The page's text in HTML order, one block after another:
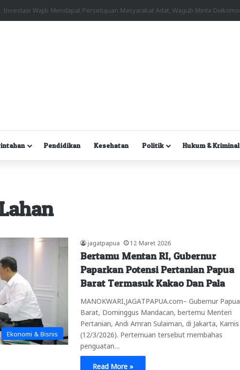
Pendidikan Kesehatan Politik Hukum & Kriminal
Ekonomi & Bisnis
jagatpapua 12 Maret 2026
Bertamu Mentan RI, Gubernur
Paparkan Potensi Pertanian Papua
Barat Termasuk Kakao Dan Pala
MANOKWARI,JAGATPAPUA.com– Gubernur Papua
Barat, Dominggus Mandacan, bertemu Menteri
Pertanian, Andi Amran Sulaiman, di Jakarta, Kamis
(12/3/2026). Pertemuan tersebut membahas
penguatan…
Read More »